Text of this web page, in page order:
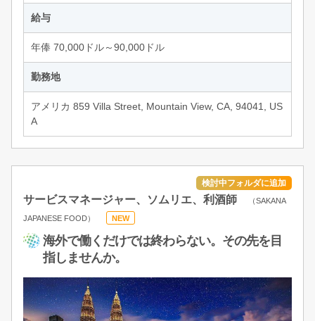
給与
年俸 70,000ドル～90,000ドル
勤務地
アメリカ 859 Villa Street, Mountain View, CA, 94041, US
A
サービスマネージャー、ソムリエ、利酒師 （SAKANA
JAPANESE FOOD） NEW
海外で働くだけでは終わらない。その先を目
指しませんか。